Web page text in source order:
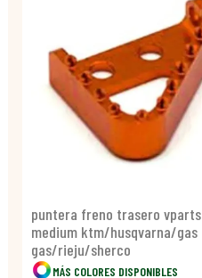
puntera freno trasero vparts
medium ktm/husqvarna/gas
gas/rieju/sherco
MÁS COLORES DISPONIBLES